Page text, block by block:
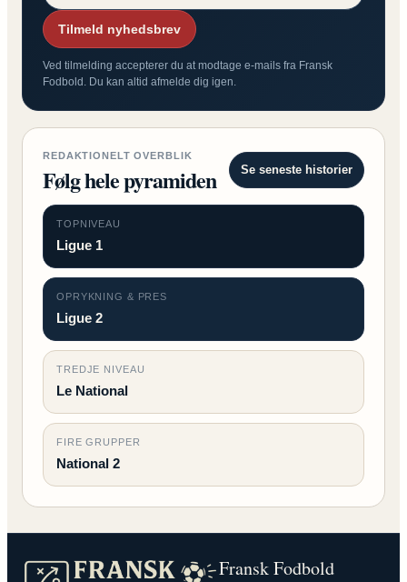
Tilmeld nyhedsbrev
Ved tilmelding accepterer du at modtage e-mails fra Fransk
Fodbold. Du kan altid afmelde dig igen.
REDAKTIONELT OVERBLIK
Følg hele pyramiden Se seneste historier
TOPNIVEAU
Ligue 1
OPRYKNING & PRES
Ligue 2
TREDJE NIVEAU
Le National
FIRE GRUPPER
National 2
Fransk Fodbold